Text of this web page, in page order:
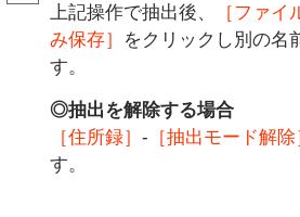
上記操作で抽出後、
［ファイ
み保存］
をクリックし別の名
す。
◎抽出を解除する場合
［住所録］ - ［抽出モード解除
す。